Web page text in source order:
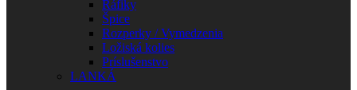
Ráfiky
Špice
Rozperky / Vymedzenia
Ložiská kolies
Príslušenstvo
LANKÁ